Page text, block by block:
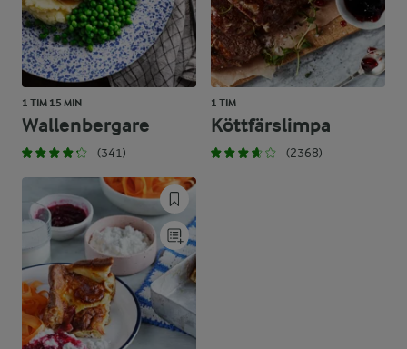
1 TIM 15 MIN
Wallenbergare
(341)
1 TIM
Köttfärslimpa
(2368)